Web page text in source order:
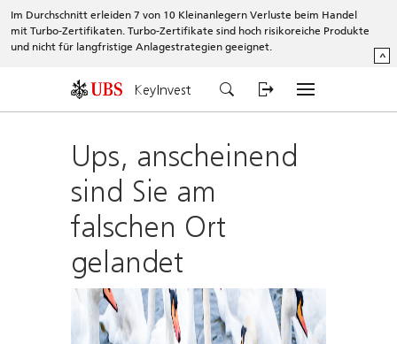
Im Durchschnitt erleiden 7 von 10 Kleinanlegern Verluste beim Handel
mit Turbo-Zertifikaten. Turbo-Zertifikate sind hoch risikoreiche Produkte
und nicht für langfristige Anlagestrategien geeignet.
^
KeyInvest
Ups, anscheinend
sind Sie am
falschen Ort
gelandet